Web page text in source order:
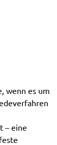
wenn es um
– eine